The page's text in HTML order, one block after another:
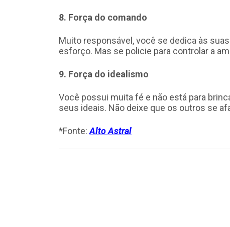
8. Força do comando
Muito responsável, você se dedica às
esforço. Mas se policie para controlar a
9. Força do idealismo
Você possui muita fé e não está para
seus ideais. Não deixe que os outros se
*Fonte:Alto Astral